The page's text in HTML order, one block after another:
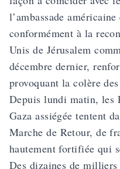
l’ambassade
conformément à la
Unis de Jérusalem
décembre dernier,
provoquant la colère
Depuis lundi matin, les
Gaza assiégée tentent
Marche de Retour, de
hautement fortifiée qui
Des dizaines de